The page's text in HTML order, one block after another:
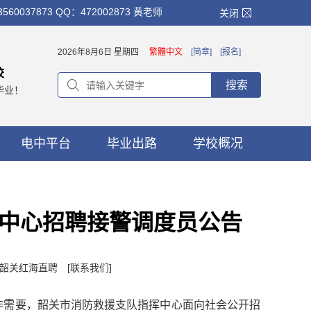
QQ：472002873 黄老师 关闭
！
2026年8月6日 星期四 繁體中文 [简章] [报名]
搜索
电中平台 毕业出路 学校概况
心招聘接警调度员公告
关红海直聘 [联系我们]
要，韶关市消防救援支队指挥中心面向社会公开招